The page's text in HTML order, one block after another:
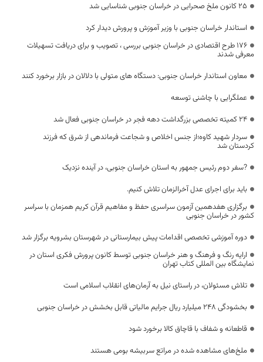
۲۵ کانون ملخ صحرایی در خراسان جنوبی شناسایی شد
استاندار خراسان جنوبی با وزیر آموزش و پرورش دیدار کرد
۱۷۶ طرح اقتصادی در خراسان جنوبی بررسی ، تصویب و برای دریافت تسهیلات
معرفی شدند
معاون استاندار خراسان جنوبی: دستگاه های متولی با دلالان در بازار برخورد کنند
عملگرایی با چاشنی توسعه
۲۴ کمیته تخصصی بزرگداشت دهه فجر در خراسان جنوبی فعال شد
سردار شهید کاوه؛از جنس اخلاص و شجاعت فرماندهی از شرق که فرزند
کردستان شد
?سفر دوم رئیس جمهور به استان خراسان جنوبی، در آینده نزدیک
باید برای اجرای عدل آخرالزمان تلاش کنیم.
برگزاری هفدهمین آزمون سراسری حفظ و مفاهیم قرآن کریم همزمان با سراسر
کشور در خراسان جنوبی
دوره آموزشی تخصصی اقدامات پیش بیمارستانی در شهرستان بشرویه برگزار شد
ارایه رنگ و فرهنگ و هنر خراسان جنوبی توسط کانون پرورش فکری استان در
نمایشگاه بین المللی کتاب تهران
تلاش مسئولان، در راستای نیل به آرمان‌های انقلاب اسلامی است
بخشودگی ۲۴۸ میلیارد ریال جرایم مالیاتی قابل بخشش در خراسان جنوبی
قاطعانه و شفاف با قاچاق کالا برخورد شود
ملخ‌های مشاهده شده در مراتع سربیشه بومی هستند